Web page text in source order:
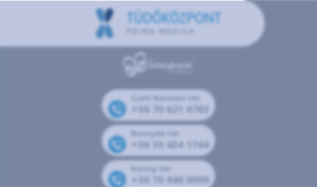
Széll Kálmán tér
+36 70 621 0783
Bosnyák tér
+36 30 434 1744
Kolosy tér
+36 70 940 0099